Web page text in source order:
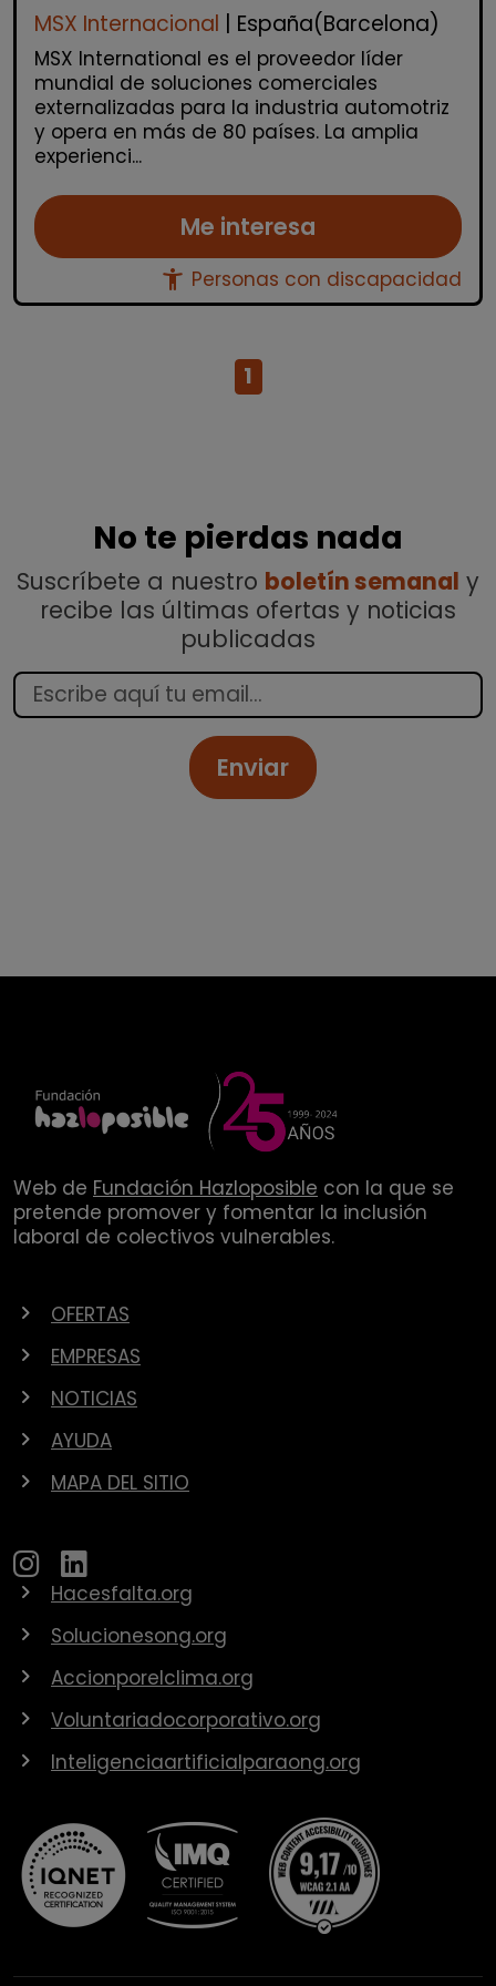
MSX Internacional | España(Barcelona)
MSX International es el proveedor líder
mundial de soluciones comerciales
externalizadas para la industria automotriz
y opera en más de 80 países. La amplia
experienci...
Me interesa
accessibility_new Personas con discapacidad
1
No te pierdas nada
Suscríbete a nuestro boletín semanal y
recibe las últimas ofertas y noticias
publicadas
Enviar
Web de Fundación Hazloposible con la que se
pretende promover y fomentar la inclusión
laboral de colectivos vulnerables.
OFERTAS
EMPRESAS
NOTICIAS
AYUDA
MAPA DEL SITIO
Hacesfalta.org
Solucionesong.org
Accionporelclima.org
Voluntariadocorporativo.org
Inteligenciaartificialparaong.org